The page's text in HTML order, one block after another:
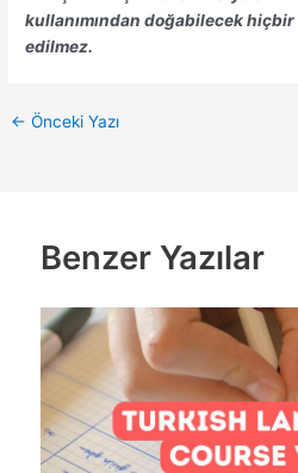
kullanımından doğabilecek
edilmez.
← Önceki Yazı
Benzer Yazılar